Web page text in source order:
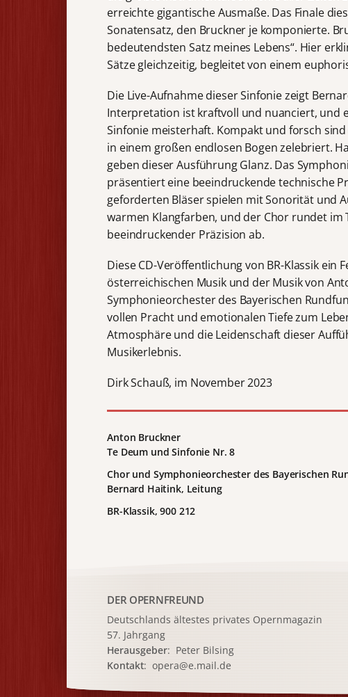
erreichte gigantische Ausmaße. Das Finale
Sonatensatz, den Bruckner je komponierte.
bedeutendsten Satz meines Lebens“. Hier
Sätze gleichzeitig, begleitet von einem
Die Live-Aufnahme dieser Sinfonie zeigt
Interpretation ist kraftvoll und nuanciert, und
Sinfonie meisterhaft. Kompakt und forsch
in einem großen endlosen Bogen zelebriert.
geben dieser Ausführung Glanz. Das
präsentiert eine beeindruckende technische
geforderten Bläser spielen mit Sonorität und
warmen Klangfarben, und der Chor rundet
beeindruckender Präzision ab.
Diese CD-Veröffentlichung von BR-Klassik ein
österreichischen Musik und der Musik von
Symphonieorchester des Bayerischen
vollen Pracht und emotionalen Tiefe zum
Atmosphäre und die Leidenschaft dieser
Musikerlebnis.
Dirk Schauß, im November 2023
Anton Bruckner
Te Deum und Sinfonie Nr. 8
Chor und Symphonieorchester des Bayerischen
Bernard Haitink, Leitung
BR-Klassik, 900 212
DER OPERNFREUND
Deutschlands ältestes privates Opernmagazin
57. Jahrgang
Herausgeber: Peter Bilsing
Kontakt:opera@e.mail.de